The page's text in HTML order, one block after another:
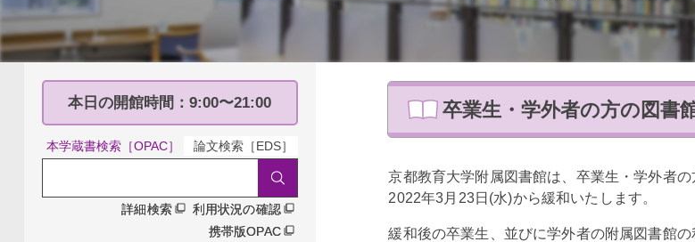
館
本日の開館時間：9:00〜21:00
本学蔵書検索［OPAC］ 論文検索［EDS］
詳細検索
利用状況の確認
携帯版OPAC
雑誌タイトルから探す
卒業生・学外者の方の図書
京都教育大学附属図書館は、卒業生・学外者の
2022年3月23日(水)から緩和いたします。
緩和後の卒業生、並びに学外者の附属図書館の